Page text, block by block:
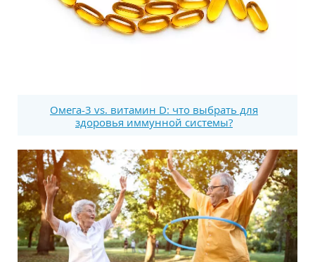
Омега-3 vs. витамин D: что выбрать для
здоровья иммунной системы?